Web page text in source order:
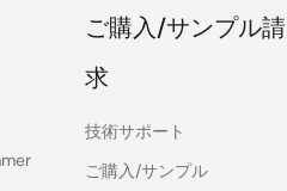
ご購入/サンプル請
求
技術サポート
ご購入/サンプル